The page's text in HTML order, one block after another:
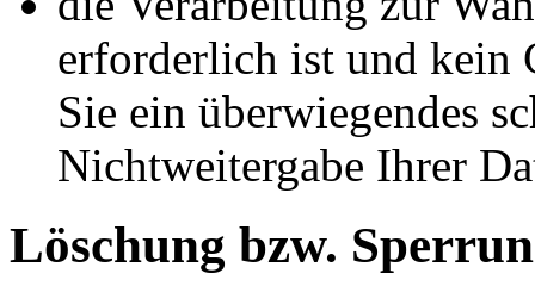
erforderlich ist und kein
Sie ein überwiegendes
Nichtweitergabe Ihrer
Löschung bzw.